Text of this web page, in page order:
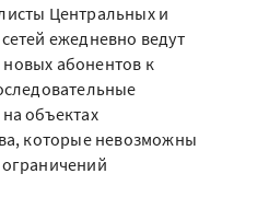
Центральных и
ежедневно ведут
абонентов к
объектах
которые невозможны